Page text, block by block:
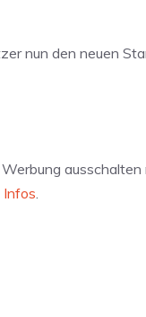
nun den neuen
Infos